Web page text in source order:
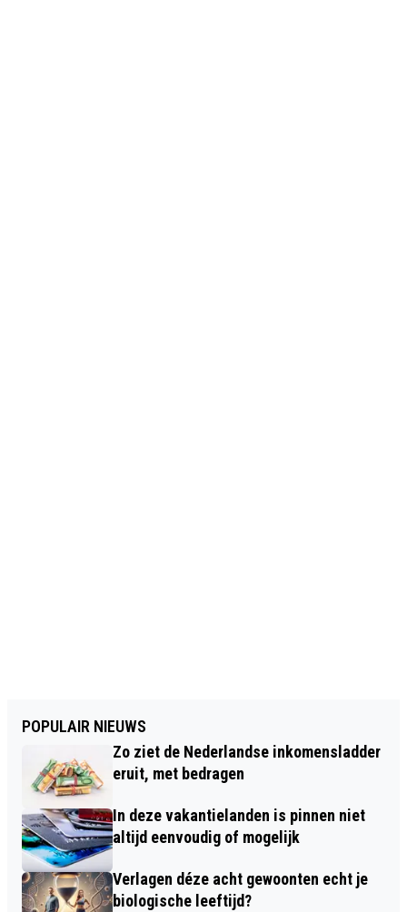
POPULAIR NIEUWS
Zo ziet de Nederlandse inkomensladder
eruit, met bedragen
In deze vakantielanden is pinnen niet
altijd eenvoudig of mogelijk
Verlagen déze acht gewoonten echt je
biologische leeftijd?